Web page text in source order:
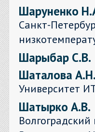
Шаруненко
Санкт-
Шарыбар С.В.
Шаталова
Университет
Шатырко А.В.